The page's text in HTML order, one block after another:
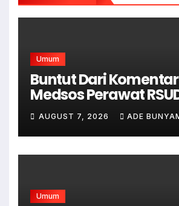
Umum
Buntut Dari
Medsos Perawat
Cicalengka Di Non
AUGUST 7, 2026 ADE
Umum